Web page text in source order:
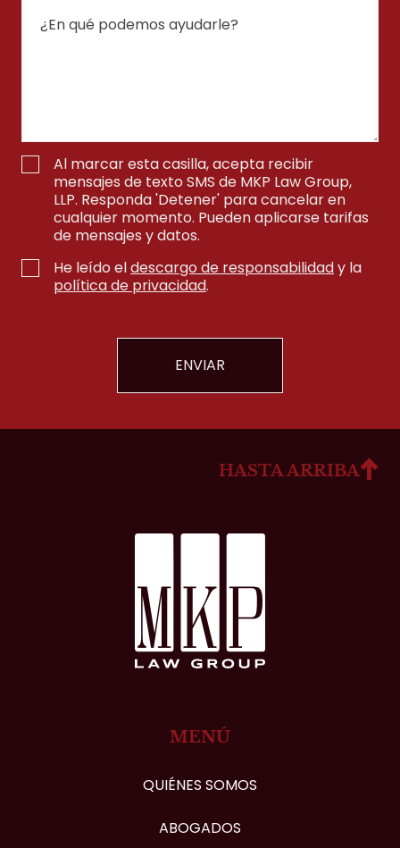
Al marcar esta casilla, acepta recibir
mensajes de texto SMS de MKP Law Group,
LLP. Responda 'Detener' para cancelar en
cualquier momento. Pueden aplicarse tarifas
de mensajes y datos.
He leído eldescargo de responsabilidady la
política de privacidad.
HASTA ARRIBA
MENÚ
QUIÉNES SOMOS
ABOGADOS